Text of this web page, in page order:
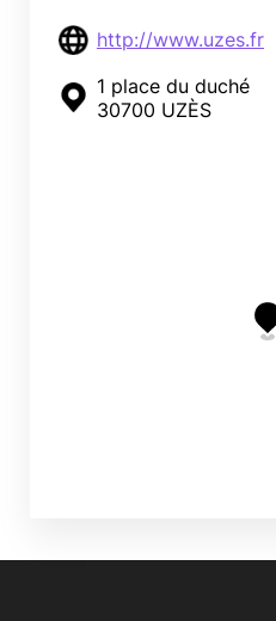
http://www.uzes.fr
1 place du duché
30700 UZÈS